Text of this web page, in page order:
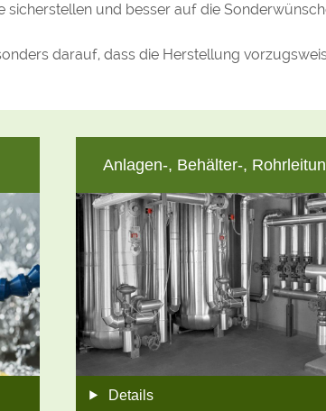
und besser auf die
darauf, dass die Herstellung
Anlagen-, Behälter-,
Details